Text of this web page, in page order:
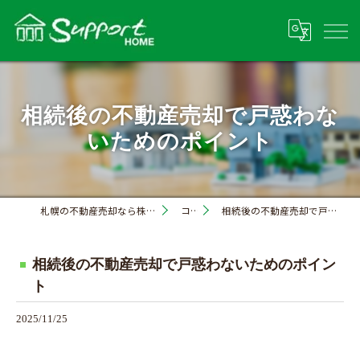
相続後の不動産売却で戸惑わな
いためのポイント
札幌の不動産売却なら株式会社サポートホーム コラム 相続後の不動産売却で戸惑わないためのポイント
相続後の不動産売却で戸惑わないためのポイン
ト
2025/11/25